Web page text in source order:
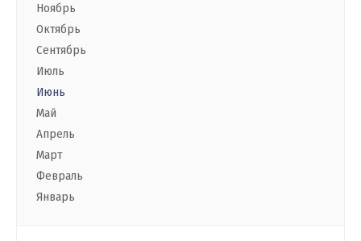
Ноябрь
Октябрь
Сентябрь
Июль
Июнь
Май
Апрель
Март
Февраль
Январь